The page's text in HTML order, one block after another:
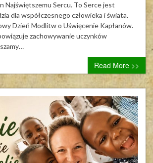
Najświętszemu Sercu. To Serce jest
dla współczesnego człowieka i świata.
Dzień Modlitw o Uświęcenie Kapłanów.
zachowywanie uczynków
Read More >>